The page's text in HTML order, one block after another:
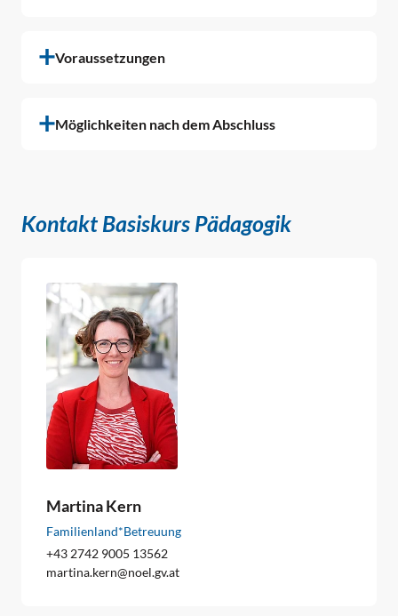
Voraussetzungen
Möglichkeiten nach dem Abschluss
Kontakt Basiskurs Pädagogik
Martina Kern
Familienland*Betreuung
+43 2742 9005 13562
martina.kern@noel.gv.at